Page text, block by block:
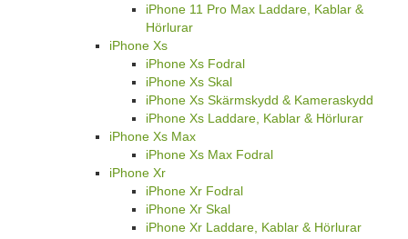
iPhone 11 Pro Max Laddare, Kablar &
Hörlurar
iPhone Xs
iPhone Xs Fodral
iPhone Xs Skal
iPhone Xs Skärmskydd & Kameraskydd
iPhone Xs Laddare, Kablar & Hörlurar
iPhone Xs Max
iPhone Xs Max Fodral
iPhone Xr
iPhone Xr Fodral
iPhone Xr Skal
iPhone Xr Laddare, Kablar & Hörlurar